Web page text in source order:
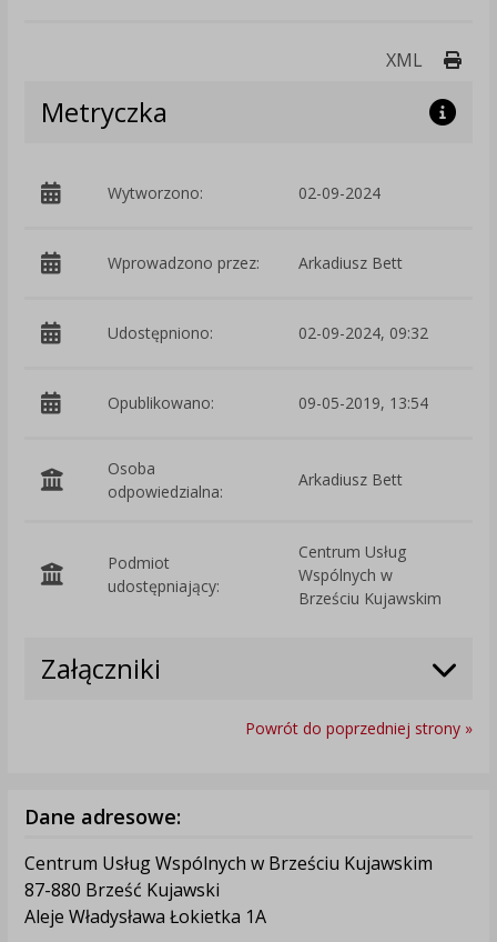
XML
Metryczka
Wytworzono: 02-09-2024
Wprowadzono przez: Arkadiusz Bett
Udostępniono: 02-09-2024, 09:32
Opublikowano: 09-05-2019, 13:54
Osoba
odpowiedzialna:
Arkadiusz Bett
Podmiot
udostępniający:
Centrum Usług
Wspólnych w
Brześciu Kujawskim
Załączniki
Powrót do poprzedniej strony »
Dane adresowe:
Centrum Usług Wspólnych w Brześciu Kujawskim
87-880 Brześć Kujawski
Aleje Władysława Łokietka 1A